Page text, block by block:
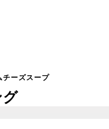
チーズスープ
グ